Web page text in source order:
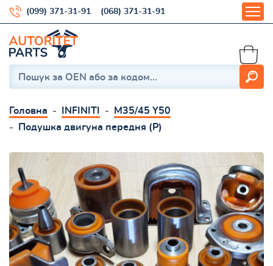
(099) 371-31-91 (068) 371-31-91
Головна INFINITI
M35/45 Y50
Подушка двигуна передня (Р)